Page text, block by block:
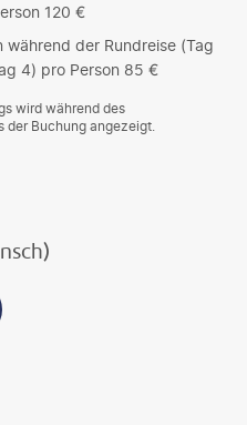
120 €
der Rundreise (Tag
4) pro Person 85 €
wird während des
der Buchung angezeigt.